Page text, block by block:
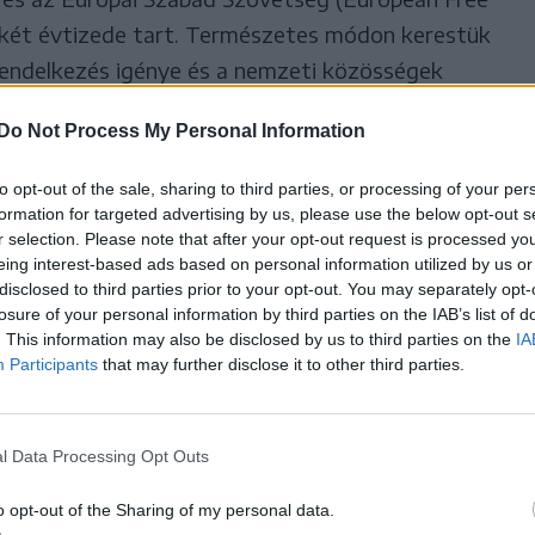
Do Not Process My Personal Information
opt-out of the sale, sharing to third parties, or processing of your
for targeted advertising by us, please use the below opt-out
selection. Please note that after your opt-out request is processed
interest-based ads based on personal information utilized by us
to third parties prior to your opt-out. You may separately
of your personal information by third parties on the IAB’s list of
This information may also be disclosed by us to third parties on the
Participants that may further disclose it to other third parties.
Data Processing Opt Outs
opt-out of the Sharing of my personal data.
évtizede tart. Természetes módon kerestük
igénye és a nemzeti közösségek
más európai tömörülésre sem
2015-ben fogadtak be
első alkalommal
az európai regionalista és önrendelkezés-
Milyen országokban vannak jelen?
közül az egyetlen, amelyik az
hogy az Európai Unió lakosságának